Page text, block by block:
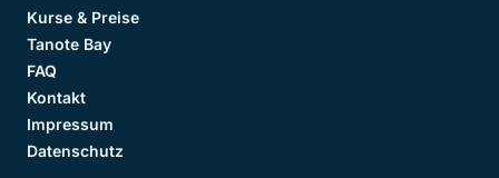
Kurse & Preise
Tanote Bay
FAQ
Kontakt
Impressum
Datenschutz